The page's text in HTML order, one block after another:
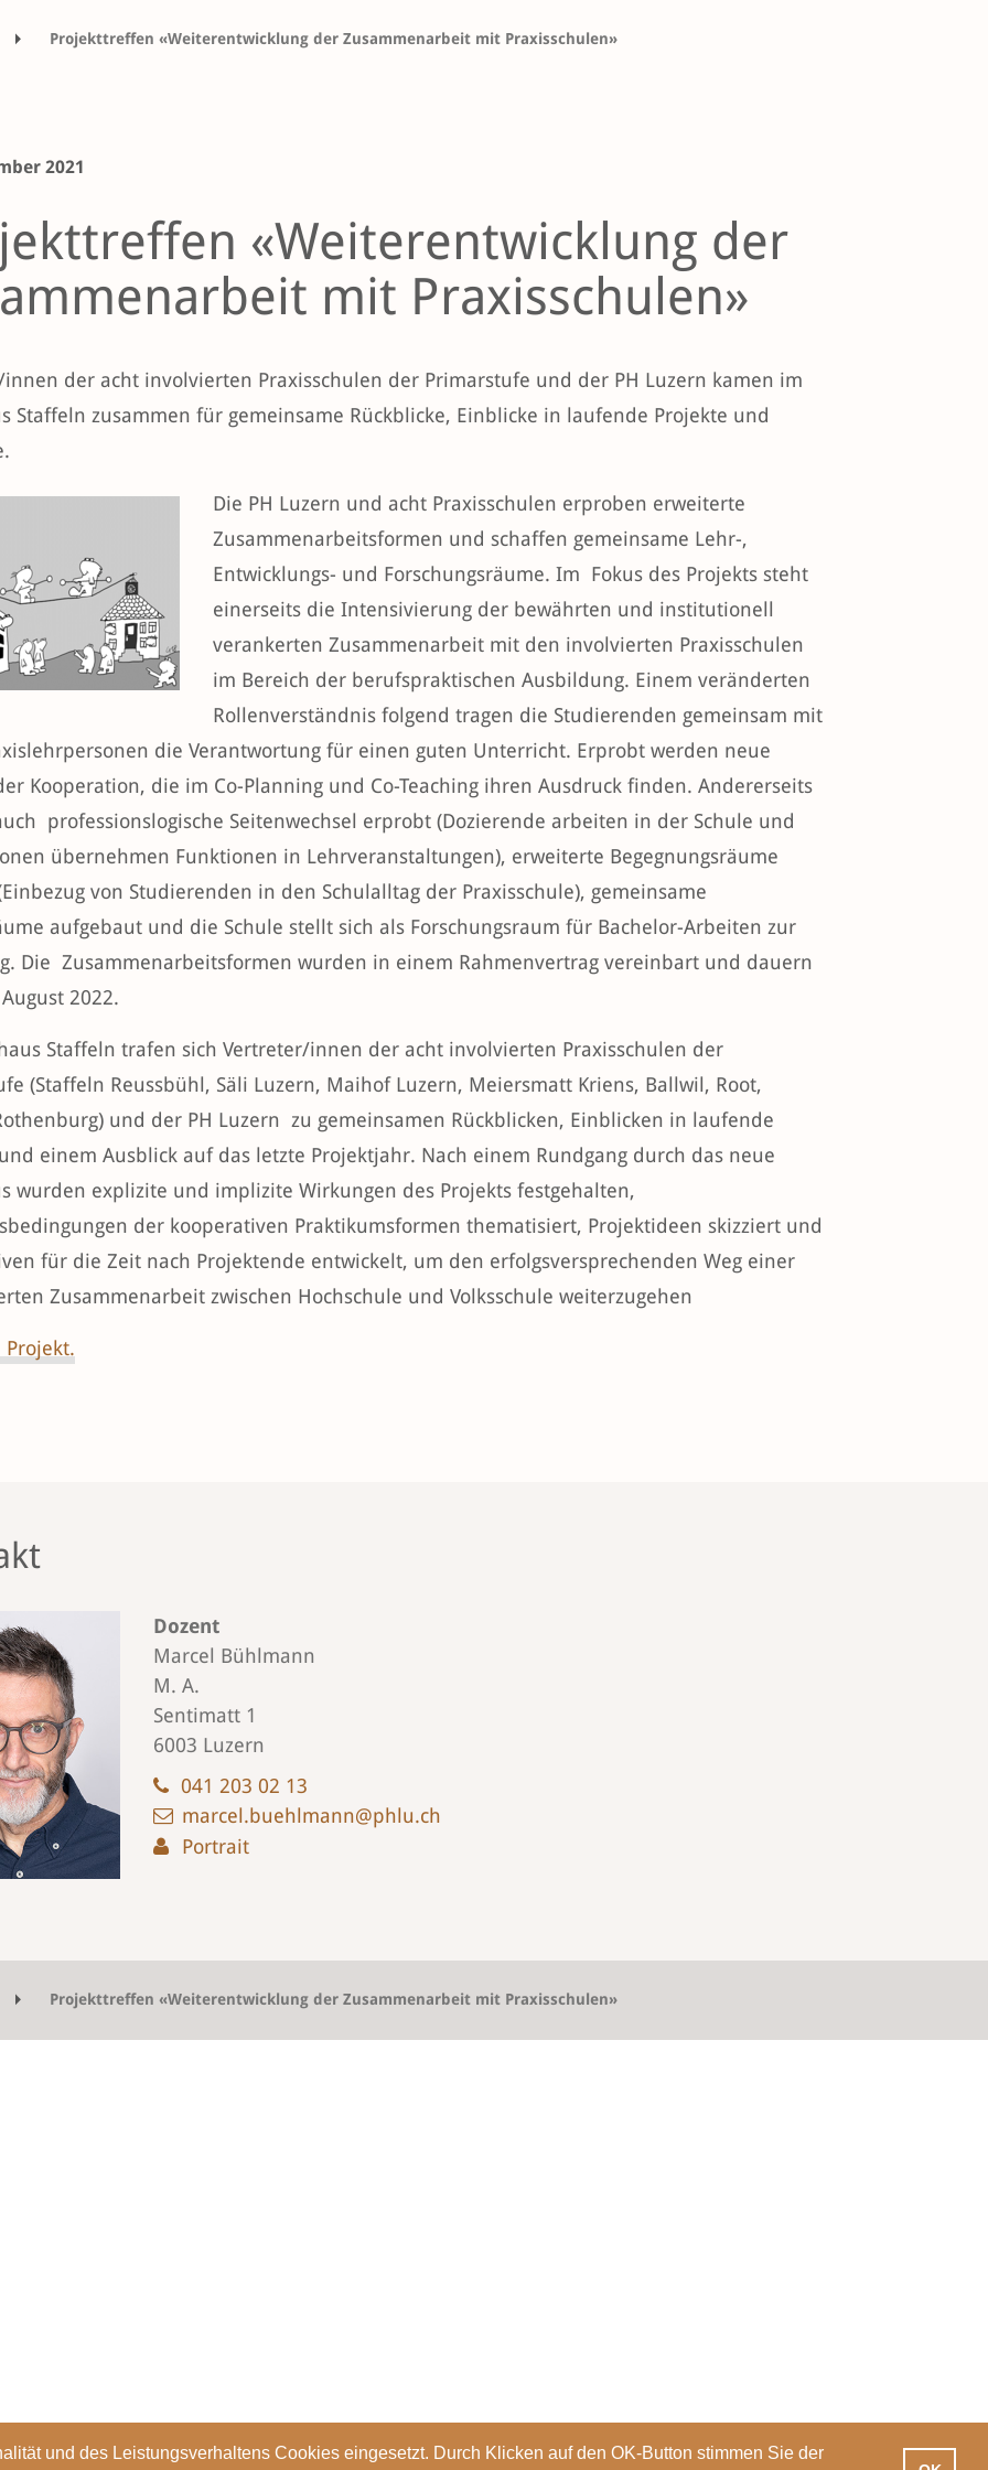
und des Leistungsverhaltens Cookies eingesetzt. Durch Klicken auf den OK-Button stimmen Sie der
Projekttreffen «Weiterentwicklung der Zusammenarbeit mit Praxisschulen»
2021
«Weiterentwicklung der
mit Praxisschulen»
der acht involvierten Praxisschulen der Primarstufe und der PH Luzern kamen im
Staffeln zusammen für gemeinsame Rückblicke, Einblicke in laufende Projekte und
Die PH Luzern und acht Praxisschulen erproben erweiterte
Zusammenarbeitsformen und schaffen gemeinsame Lehr-,
Entwicklungs- und Forschungsräume. Im Fokus des Projekts steht
einerseits die Intensivierung der bewährten und institutionell
verankerten Zusammenarbeit mit den involvierten Praxisschulen
im Bereich der berufspraktischen Ausbildung. Einem veränderten
Rollenverständnis folgend tragen die Studierenden gemeinsam mit
die Verantwortung für einen guten Unterricht. Erprobt werden neue
Kooperation, die im Co-Planning und Co-Teaching ihren Ausdruck finden. Andererseits
professionslogische Seitenwechsel erprobt (Dozierende arbeiten in der Schule und
übernehmen Funktionen in Lehrveranstaltungen), erweiterte Begegnungsräume
von Studierenden in den Schulalltag der Praxisschule), gemeinsame
aufgebaut und die Schule stellt sich als Forschungsraum für Bachelor-Arbeiten zur
Die Zusammenarbeitsformen wurden in einem Rahmenvertrag vereinbart und dauern
2022.
Staffeln trafen sich Vertreter/innen der acht involvierten Praxisschulen der
(Staffeln Reussbühl, Säli Luzern, Maihof Luzern, Meiersmatt Kriens, Ballwil, Root,
und der PH Luzern zu gemeinsamen Rückblicken, Einblicken in laufende
einem Ausblick auf das letzte Projektjahr. Nach einem Rundgang durch das neue
wurden explizite und implizite Wirkungen des Projekts festgehalten,
der kooperativen Praktikumsformen thematisiert, Projektideen skizziert und
für die Zeit nach Projektende entwickelt, um den erfolgsversprechenden Weg einer
Zusammenarbeit zwischen Hochschule und Volksschule weiterzugehen
Dozent
Marcel Bühlmann
M. A.
Sentimatt 1
6003 Luzern
041 203 02 13
marcel.buehlmann@phlu.ch
Portrait
Projekttreffen «Weiterentwicklung der Zusammenarbeit mit Praxisschulen»